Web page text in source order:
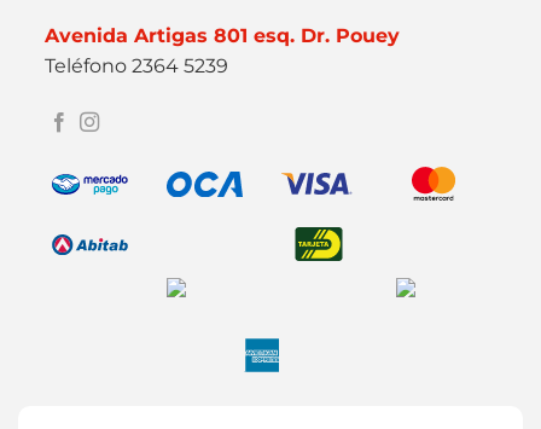
Avenida Artigas 801 esq. Dr. Pouey
Teléfono 2364 5239